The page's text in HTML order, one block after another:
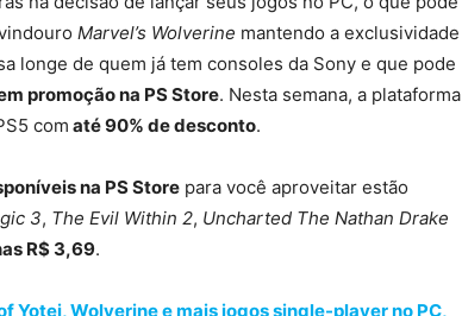
Marvel’s Wolverine mantendo a exclusividade
longe de quem já tem consoles da Sony e que pode
promoção na PS Store. Nesta semana, a plataforma
com até 90% de desconto.
na PS Store para você aproveitar estão
3, The Evil Within 2, Uncharted The Nathan Drake
R$ 3,69.
Yotei, Wolverine e mais jogos single-player no PC,